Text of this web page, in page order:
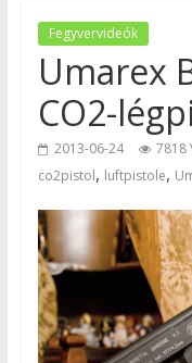
Fegyvervideók
Umarex
CO2-
2013-06-24 7818
co2pistol, luftpistole,